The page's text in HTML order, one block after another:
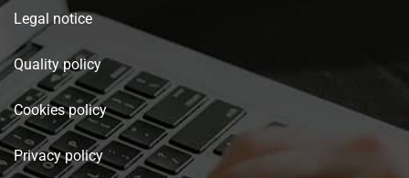
Legal notice
Quality policy
Cookies policy
Privacy policy